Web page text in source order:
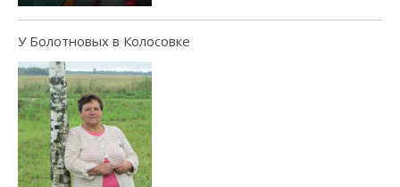
У Болотновых в Колосовке